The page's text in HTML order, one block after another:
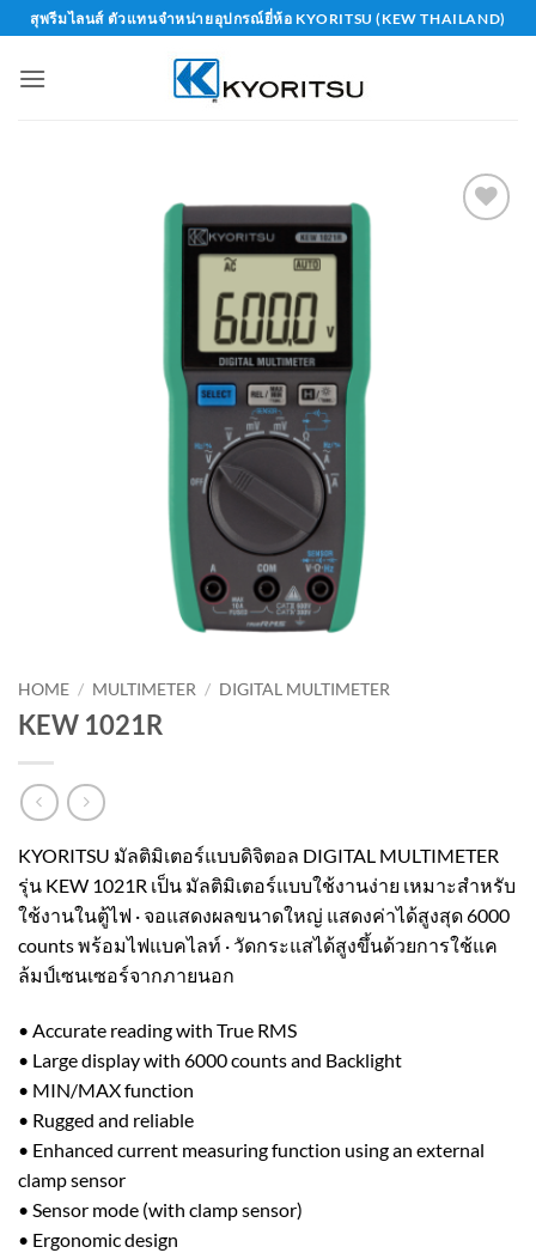
Skip
to
content
สุพรีมไลนส์ ตัวแทนจำหน่ายอุปกรณ์ยี่ห้อ KYORITSU (KEW THAILAND)
HOME / MULTIMETER / DIGITAL MULTIMETER
KEW 1021R
KYORITSU มัลติมิเตอร์แบบดิจิตอล DIGITAL MULTIMETER
รุ่น KEW 1021R เป็น มัลติมิเตอร์แบบใช้งานง่าย เหมาะสำหรับ
ใช้งานในตู้ไฟ · จอแสดงผลขนาดใหญ่ แสดงค่าได้สูงสุด 6000
counts พร้อมไฟแบคไลท์ · วัดกระแสได้สูงขึ้นด้วยการใช้แค
ล้มป์เซนเซอร์จากภายนอก
• Accurate reading with True RMS
• Large display with 6000 counts and Backlight
• MIN/MAX function
• Rugged and reliable
• Enhanced current measuring function using an external
clamp sensor
• Sensor mode (with clamp sensor)
• Ergonomic design